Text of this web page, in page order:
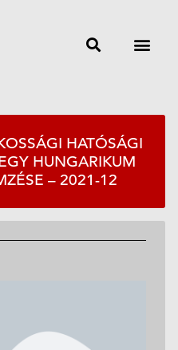
HATÓSÁGI
HUNGARIKUM
– 2021-12